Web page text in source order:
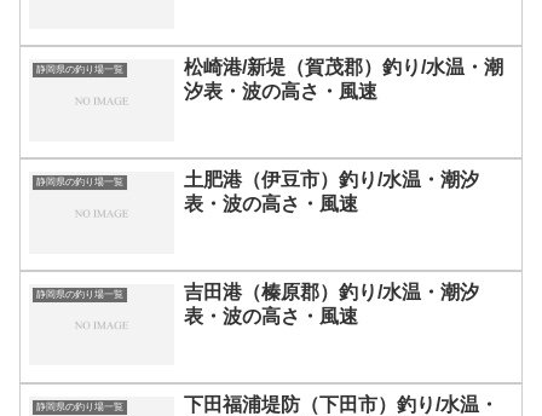
静岡県の釣り場一覧
松崎港/新堤（賀茂郡）釣り/水温・潮
汐表・波の高さ・風速
静岡県の釣り場一覧
土肥港（伊豆市）釣り/水温・潮汐
表・波の高さ・風速
静岡県の釣り場一覧
吉田港（榛原郡）釣り/水温・潮汐
表・波の高さ・風速
静岡県の釣り場一覧
下田福浦堤防（下田市）釣り/水温・